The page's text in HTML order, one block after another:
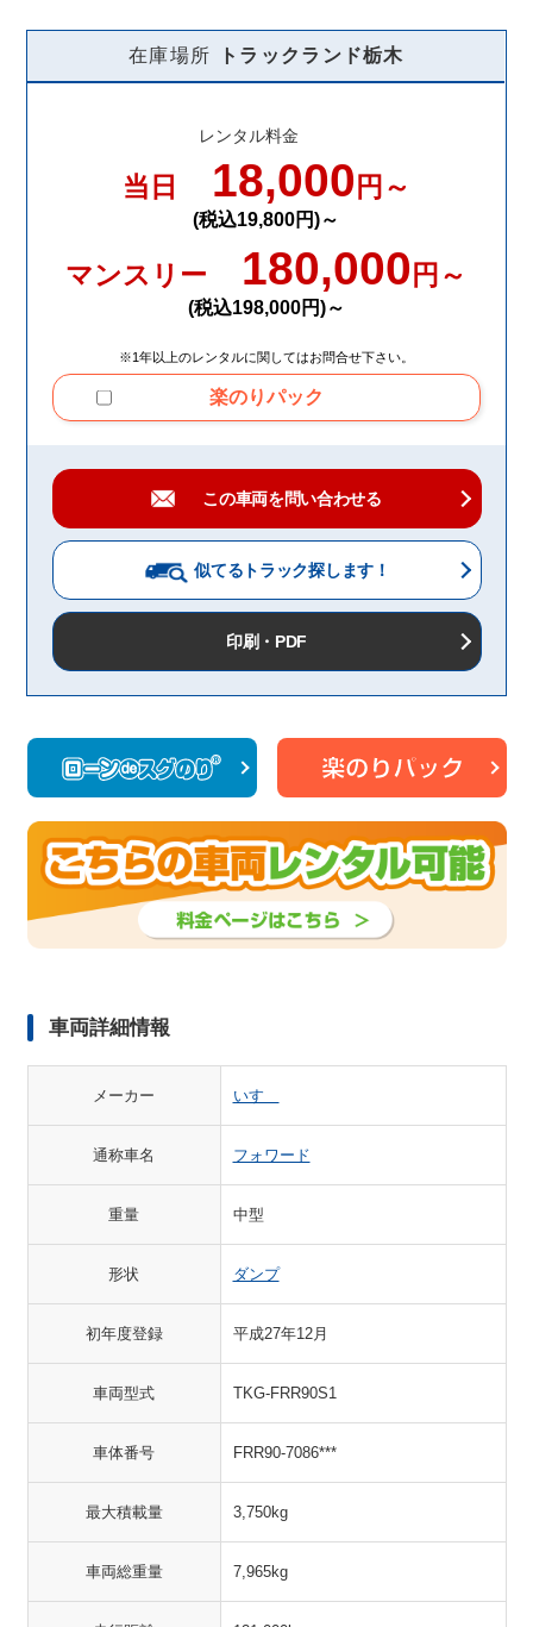
在庫場所 トラックランド栃木
レンタル料金
当日 18,000 円～
(税込19,800円)～
マンスリー 180,000 円～
(税込198,000円)～
※1年以上のレンタルに関してはお問合せ下さい。
楽のりパック
この車両を問い合わせる
似てるトラック探します！
印刷・PDF
車両詳細情報
メーカー いすゞ
通称車名 フォワード
重量 中型
形状 ダンプ
初年度登録 平成27年12月
車両型式 TKG-FRR90S1
車体番号 FRR90-7086***
最大積載量 3,750kg
車両総重量 7,965kg